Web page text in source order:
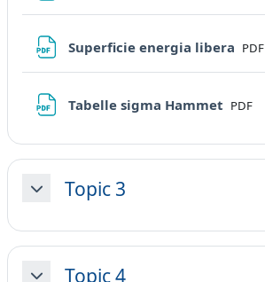
Superficie energia libera File
PDF
Tabelle sigma Hammet File
PDF
MinimizzaTopic 3
Topic 4